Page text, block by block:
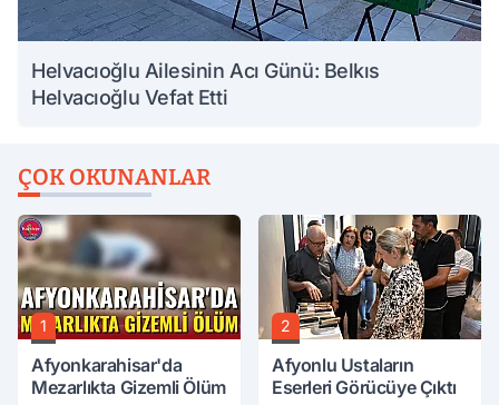
Helvacıoğlu Ailesinin Acı Günü: Belkıs
Helvacıoğlu Vefat Etti
ÇOK OKUNANLAR
1
Afyonkarahisar'da
Mezarlıkta Gizemli Ölüm
2
Afyonlu Ustaların
Eserleri Görücüye Çıktı